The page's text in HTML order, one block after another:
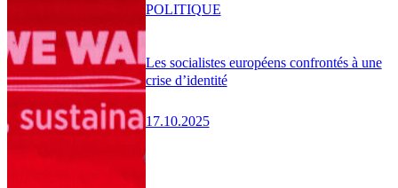
Les socialistes européens confrontés à une
crise d’identité
17.10.2025
POLITIQUE